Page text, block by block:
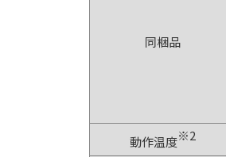
同梱品
動作温度※2